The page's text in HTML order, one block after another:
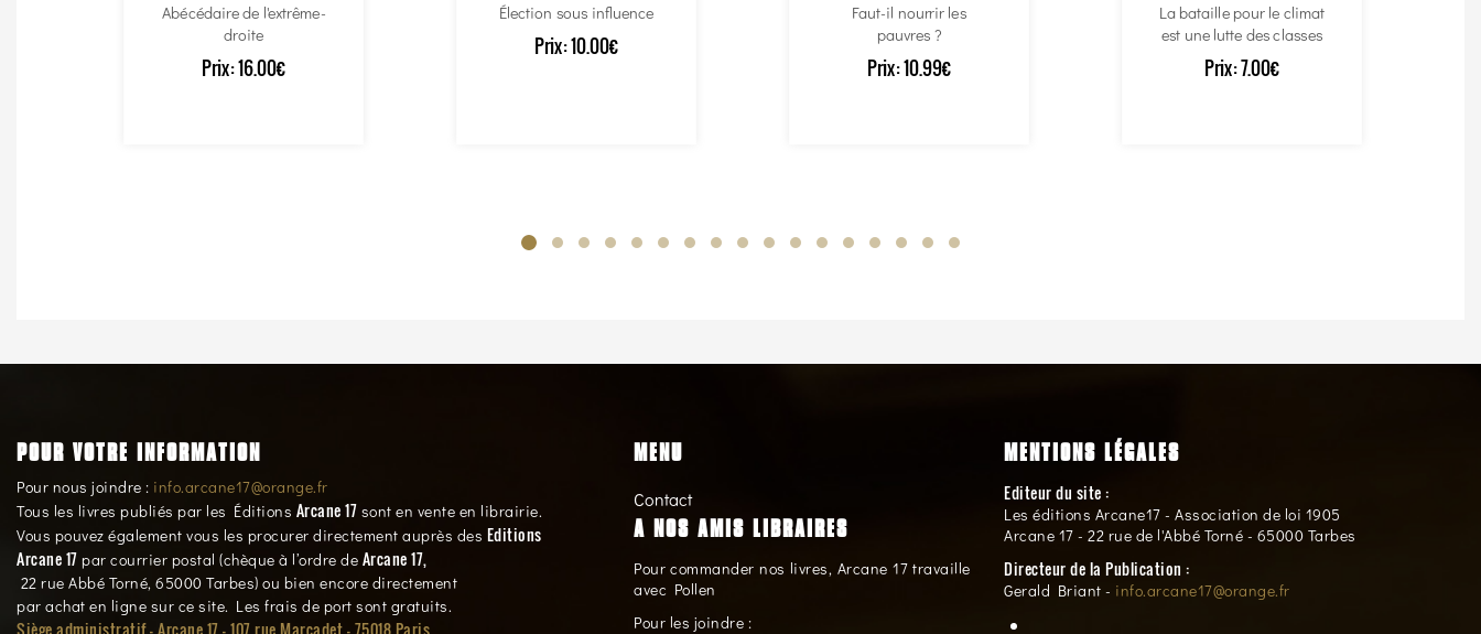
Abécédaire de l'extrême-
droite
Prix:16.00€
Élection sous influence
Prix:10.00€
Faut-il nourrir les
pauvres ?
Prix:10.99€
La bataille pour le climat
est une lutte des classes
Prix:7.00€
POUR VOTRE INFORMATION
Pour nous joindre : info.arcane17@orange.fr
Tous les livres publiés par les Éditions Arcane 17 sont en vente en librairie.
Vous pouvez également vous les procurer directement auprès des Editions
Arcane 17 par courrier postal (chèque à l’ordre de Arcane 17,
22 rue Abbé Torné, 65000 Tarbes) ou bien encore directement
par achat en ligne sur ce site. Les frais de port sont gratuits.
Siège administratif - Arcane 17 - 107 rue Marcadet - 75018 Paris
MENU
Contact
A NOS AMIS LIBRAIRES
Pour commander nos livres, Arcane 17 travaille
avec Pollen
Pour les joindre :
MENTIONS LÉGALES
Editeur du site :
Les éditions Arcane17 - Association de loi 1905
Arcane 17 - 22 rue de l'Abbé Torné - 65000 Tarbes
Directeur de la Publication :
Gerald Briant - info.arcane17@orange.fr